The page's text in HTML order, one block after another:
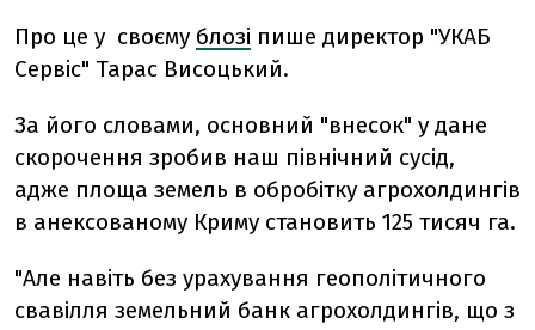
Про це у своєму блозі пише директор "УКАБ
Сервіс" Тарас Висоцький.
За його словами, основний "внесок" у дане
скорочення зробив наш північний сусід,
адже площа земель в обробітку агрохолдингів
в анексованому Криму становить 125 тисяч га.
"Але навіть без урахування геополітичного
свавілля земельний банк агрохолдингів, що з